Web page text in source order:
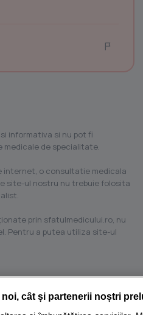
informativa si nu pot fi
medicale de specialitate.
internet, o consultatie medicala
site-ul nostru nu trebuie folosita
prin sfatulmedicului.ro, nu
Pentru a putea utiliza site-ul
cât și partenerii noștri